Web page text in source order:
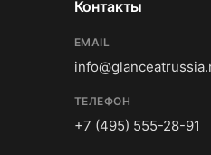
Контакты
EMAIL
ТЕЛЕФОН
+7 (495) 555-28-91